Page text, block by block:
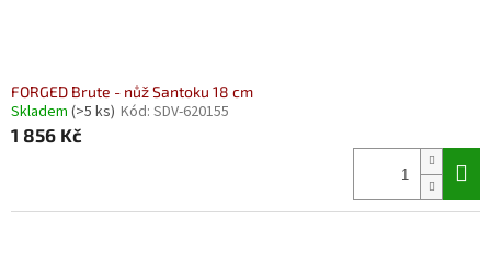
FORGED Brute - nůž Santoku 18 cm
Skladem (>5 ks) Kód: SDV-620155
1 856 Kč